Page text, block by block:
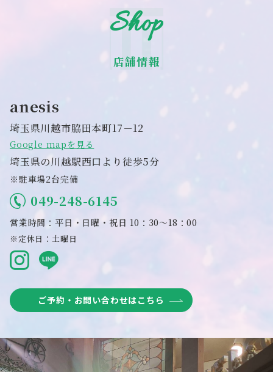
Shop
店舗情報
anesis
埼玉県川越市脇田本町17－12
Google mapを見る
埼玉県の川越駅西口より徒歩5分
※駐車場2台完備
049-248-6145
営業時間：平日・日曜・祝日 10：30～18：00
※定休日：土曜日
ご予約・お問い合わせはこちら